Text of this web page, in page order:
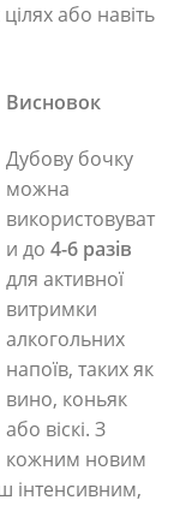
або навіть
Висновок
Дубову бочку
можна
використовуват
и до 4-6 разів
для активної
витримки
алкогольних
напоїв, таких як
вино, коньяк
або віскі. З
кожним новим
інтенсивним,